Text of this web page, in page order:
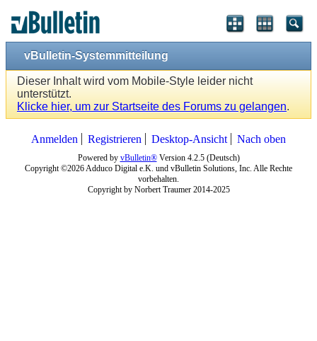
vBulletin-Systemmitteilung
Dieser Inhalt wird vom Mobile-Style leider nicht
unterstützt.
Klicke hier, um zur Startseite des Forums zu gelangen.
Anmelden Registrieren Desktop-Ansicht Nach oben
Powered by vBulletin®Version 4.2.5 (Deutsch)
Copyright ©2026 Adduco Digital e.K. und vBulletin Solutions, Inc. Alle Rechte
vorbehalten.
Copyright by Norbert Traumer 2014-2025